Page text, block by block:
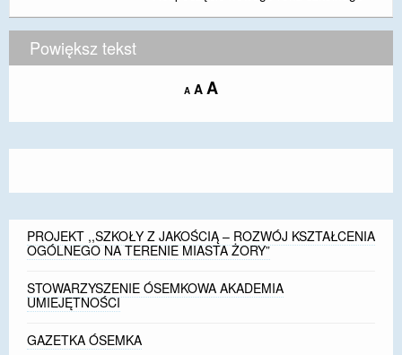
POLITYKA PRYWATNOŚCI
STANDARDY OCHRONY MAŁOLETNICH
ŻORY”
REKRUTACJA 2026/2027
mLegitymacja
Powiększ tekst
A Decrease
size.
A Reset
size.
AIncrease
size.
PROJEKT ,,SZKOŁY Z JAKOŚCIĄ – ROZWÓJ KSZTAŁCENIA
OGÓLNEGO NA TERENIE MIASTA ŻORY”
STOWARZYSZENIE ÓSEMKOWA AKADEMIA
UMIEJĘTNOŚCI
GAZETKA ÓSEMKA